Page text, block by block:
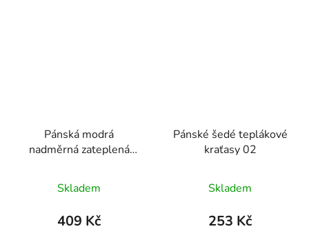
Pánská modrá
nadměrná zateplená
ROBIN
Skladem
409 Kč
Pánské šedé teplákové
kraťasy 02
Skladem
253 Kč